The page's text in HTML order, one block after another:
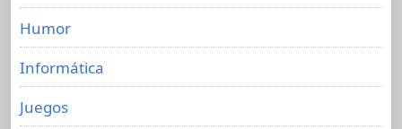
Humor
Informática
Juegos